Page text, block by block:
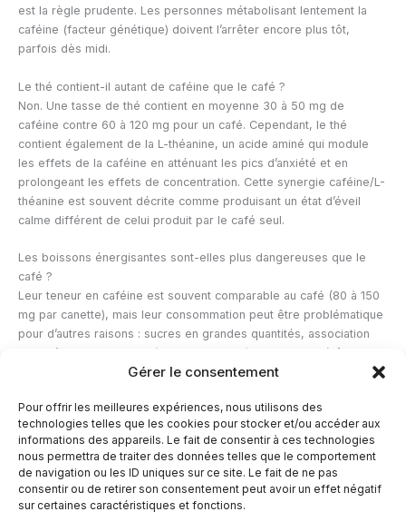
Gérer le consentement
Pour offrir les meilleures expériences, nous utilisons des
technologies telles que les cookies pour stocker et/ou accéder aux
informations des appareils. Le fait de consentir à ces technologies
nous permettra de traiter des données telles que le comportement
de navigation ou les ID uniques sur ce site. Le fait de ne pas
consentir ou de retirer son consentement peut avoir un effet négatif
sur certaines caractéristiques et fonctions.
est la règle prudente. Les personnes métabolisant lentement la
caféine (facteur génétique) doivent l’arrêter encore plus tôt,
parfois dès midi.
Le thé contient-il autant de caféine que le café ?
Non. Une tasse de thé contient en moyenne 30 à 50 mg de
caféine contre 60 à 120 mg pour un café. Cependant, le thé
contient également de la L-théanine, un acide aminé qui module
les effets de la caféine en atténuant les pics d’anxiété et en
prolongeant les effets de concentration. Cette synergie caféine/L-
théanine est souvent décrite comme produisant un état d’éveil
calme différent de celui produit par le café seul.
Les boissons énergisantes sont-elles plus dangereuses que le
café ?
Leur teneur en caféine est souvent comparable au café (80 à 150
mg par canette), mais leur consommation peut être problématique
pour d’autres raisons : sucres en grandes quantités, association
avec d’autres stimulants (taurine, guarana), et tendance à être
consommées en grandes quantités ou en association avec de
car la caféine masque les effets sédatifs de l’alcool sans en
réduire les effets négatifs sur la coordination.
←Article précédent Article suivant→